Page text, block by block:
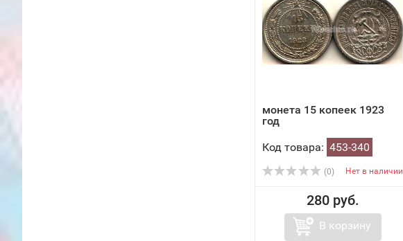
монета 15 копеек 1923
год
Код товара: 453-340
(0) Нет в наличии
280 руб.
В корзину